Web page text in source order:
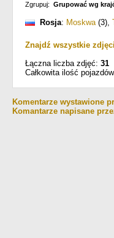
Zgrupuj: Grupować wg
Rosja: Moskwa(3),
Znajdź wszystkie
Łączna liczba zdjęć: 31
Całkowita ilość
Komentarze wystawione
Komantarze napisane